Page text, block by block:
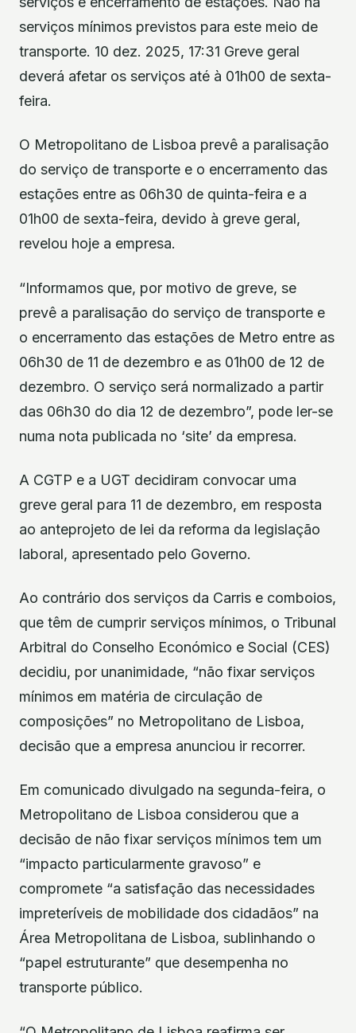
serviços mínimos previstos para este meio de
transporte. 10 dez. 2025, 17:31 Greve geral
deverá afetar os serviços até à 01h00 de sexta-
feira.
O Metropolitano de Lisboa prevê a paralisação
do serviço de transporte e o encerramento das
estações entre as 06h30 de quinta-feira e a
01h00 de sexta-feira, devido à greve geral,
revelou hoje a empresa.
“Informamos que, por motivo de greve, se
prevê a paralisação do serviço de transporte e
o encerramento das estações de Metro entre as
06h30 de 11 de dezembro e as 01h00 de 12 de
dezembro. O serviço será normalizado a partir
das 06h30 do dia 12 de dezembro”, pode ler-se
numa nota publicada no ‘site’ da empresa.
A CGTP e a UGT decidiram convocar uma
greve geral para 11 de dezembro, em resposta
ao anteprojeto de lei da reforma da legislação
laboral, apresentado pelo Governo.
Ao contrário dos serviços da Carris e comboios,
que têm de cumprir serviços mínimos, o Tribunal
Arbitral do Conselho Económico e Social (CES)
decidiu, por unanimidade, “não fixar serviços
mínimos em matéria de circulação de
composições” no Metropolitano de Lisboa,
decisão que a empresa anunciou ir recorrer.
Em comunicado divulgado na segunda-feira, o
Metropolitano de Lisboa considerou que a
decisão de não fixar serviços mínimos tem um
“impacto particularmente gravoso” e
compromete “a satisfação das necessidades
impreteríveis de mobilidade dos cidadãos” na
Área Metropolitana de Lisboa, sublinhando o
“papel estruturante” que desempenha no
transporte público.